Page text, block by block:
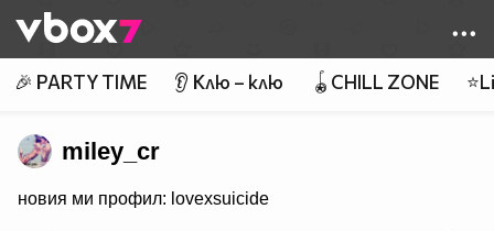
👾
🎉 PARTY TIME 👂 Клю – клю 🪀CHILL ZONE
miley_cr
новия ми профил: lovexsuicide